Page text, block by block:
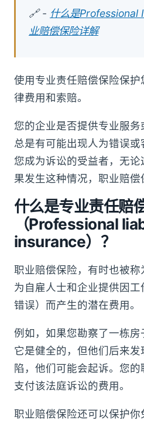
🔗 - 什么是Professional
业赔偿保险详解
使用专业责任赔偿保险保
律费用和索赔。
您的企业是否提供专业服务
总是有可能出现人为错误
您成为诉讼的受益者，无
果发生这种情况，职业赔偿
什么是专业责任赔
（Professional
insurance）？
职业赔偿保险，有时也被
为自雇人士和企业提供因
错误）而产生的潜在费用。
例如，如果您勘察了一栋
它是健全的，但他们后来
陷，他们可能会起诉。您
支付该法庭诉讼的费用。
职业赔偿保险还可以保护